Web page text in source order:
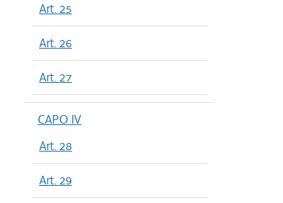
Art. 25
Art. 26
Art. 27
CAPO IV
Art. 28
Art. 29